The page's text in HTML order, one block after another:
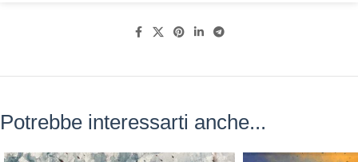
Potrebbe interessarti anche...